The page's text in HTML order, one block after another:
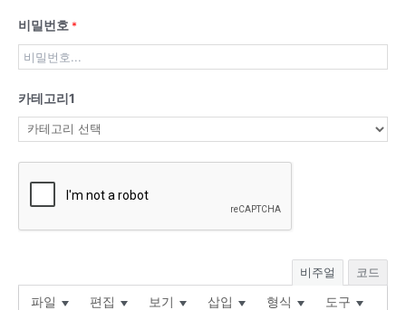
비밀번호 *
카테고리1
비주얼 코드
파일 편집 보기 삽입 형식 도구